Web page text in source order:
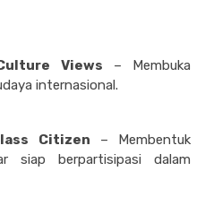
Views – Membuka
internasional.
Citizen – Membentuk
siap berpartisipasi dalam